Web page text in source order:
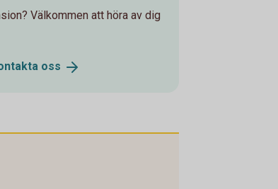
Välkommen att höra av dig
oss